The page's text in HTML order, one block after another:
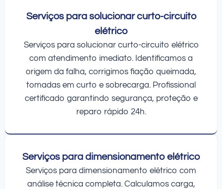
Serviços para solucionar curto-circuito
elétrico
Serviços para solucionar curto-circuito elétrico
com atendimento imediato. Identificamos a
origem da falha, corrigimos fiação queimada,
tomadas em curto e sobrecarga. Profissional
certificado garantindo segurança, proteção e
reparo rápido 24h.
Serviços para dimensionamento elétrico
Serviços para dimensionamento elétrico com
análise técnica completa. Calculamos carga,